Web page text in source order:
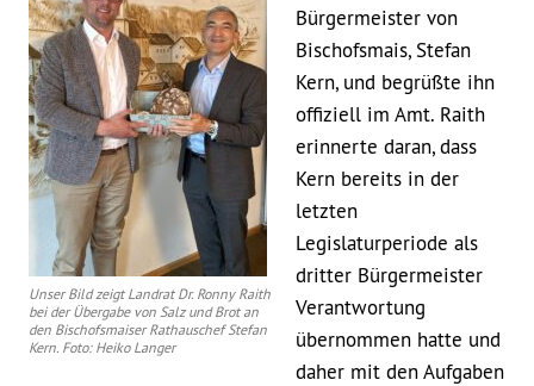
Unser Bild zeigt Landrat Dr. Ronny Raith
bei der Übergabe von Salz und Brot an
den Bischofsmaiser Rathauschef Stefan
Kern. Foto: Heiko Langer
Bürgermeister von
Bischofsmais, Stefan
Kern, und begrüßte ihn
offiziell im Amt. Raith
erinnerte daran, dass
Kern bereits in der
letzten
Legislaturperiode als
dritter Bürgermeister
Verantwortung
übernommen hatte und
daher mit den Aufgaben